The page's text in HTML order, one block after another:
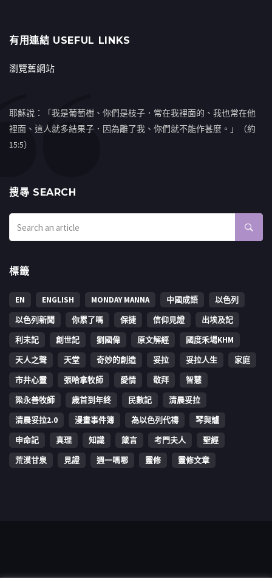
有用連結 USEFUL LINKS
瀏覽舊網站
耶穌說：「我是葡萄樹、你們是枝子．常在我裡面的、我也常在他
裡面、這人就多結果子．因為離了我、你們就不能作甚麼。」（約
15:5）
搜㝷 SEARCH
標籤
EN ENGLISH MONDAY MANNA 中國成語
以色列
以色列新聞
你累了嗎 保捷 信仰見證
出埃及記
利未記
創世記 劉國偉 原文解經
國度禾場KHM
天人之聲
天堂 奇妙的創造 妥拉 妥拉人生
家庭
市井心靈
張哈拿牧師 愛情 敬拜
智慧
梁永善牧師
歳首到年終 民數記
清晨妥拉
清晨妥拉2.0
漫畫事件簿 為以色列代禱
琴與爐
申命記
真理 知識 箴言 考門夫人
聖經
荒漠甘泉
見證 週一嗎哪 靈修 靈修文章